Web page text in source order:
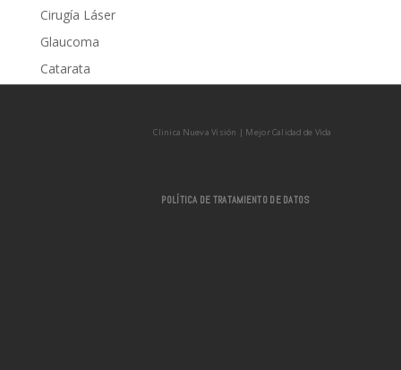
Cirugía Láser
Glaucoma
Catarata
Clinica Nueva Visión | Mejor Calidad de Vida
POLÍTICA DE TRATAMIENTO DE DATOS